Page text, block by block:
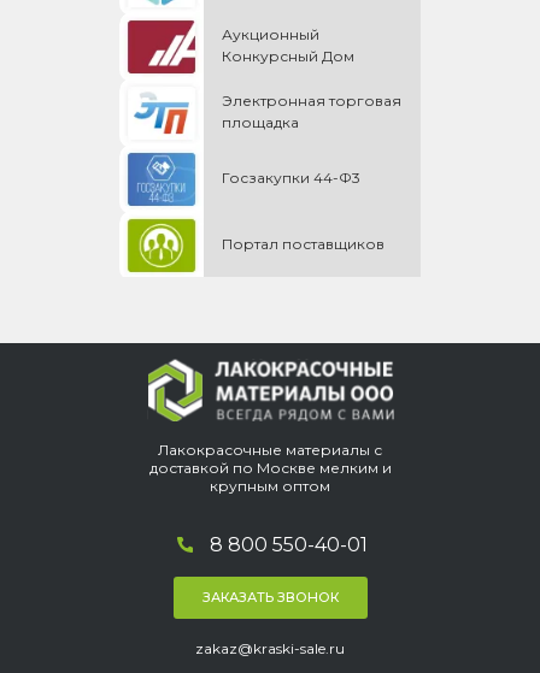
Аукционный
Конкурсный Дом
Электронная торговая
площадка
Госзакупки 44-Ф3
Портал поставщиков
Лакокрасочные материалы с
доставкой по Москве мелким и
крупным оптом
8 800 550-40-01
ЗАКАЗАТЬ ЗВОНОК
zakaz@kraski-sale.ru